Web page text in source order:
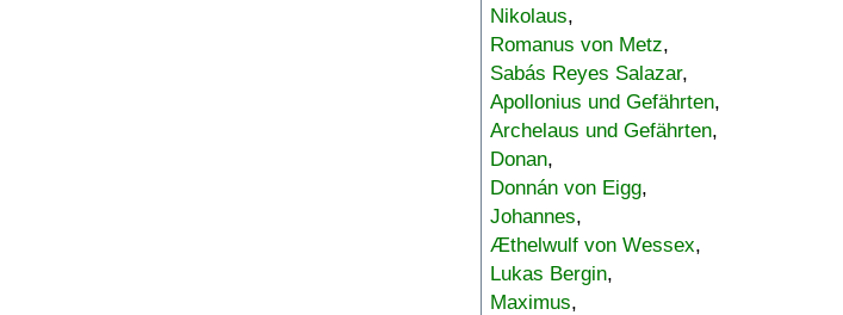
Nikolaus,
Romanus von Metz,
Sabás Reyes Salazar,
Apollonius und Gefährten,
Archelaus und Gefährten,
Donan,
Donnán von Eigg,
Johannes,
Æthelwulf von Wessex,
Lukas Bergin,
Maximus,